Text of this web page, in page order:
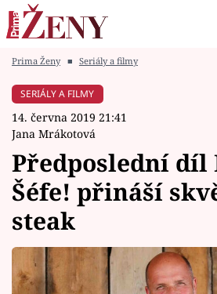
Módní alarm
Témata
Celebrity
Vztahy
Prima Ženy ■ Seriály a filmy
SERIÁLY A FILMY
14. června 2019 21:41
Jana Mrákotová
Předposlední díl
Šéfe! přináší
steak